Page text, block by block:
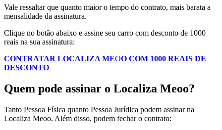
Vale ressaltar que quanto maior o tempo do contrato, mais barata a
mensalidade da assinatura.
Clique no botão abaixo e assine seu carro com desconto de 1000
reais na sua assinatura:
CONTRATAR LOCALIZA MEOO COM 1000 REAIS DE
DESCONTO
Quem pode assinar o Localiza Meoo?
Tanto Pessoa Física quanto Pessoa Jurídica podem assinar na
Localiza Meoo. Além disso, podem fechar o contrato: